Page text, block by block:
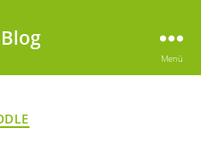
Menü
Kategorien